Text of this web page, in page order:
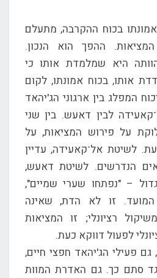
בכוח ההקרבה, מתעלם
ההפך הוא הנכון.
היא שמלמדת אותו כי
אותו, בכוח אמונתו, לקום
המפלג בין ארגוני הג'יהאד
לבין דאעש. בין שני
על פירוש המציאות, על
לשיטת אל־קאעידה, עדיין
הנדרשים. לשיטת דאעש,
– "נפתחו שערי שמיים",
זו לא הדת, שאינה
רציונלי; זו המציאות
לפעול דווקא כעת.
גם פעילי הג'יהאד חפצי חיים,
סתם כך. גם האדרת המוות